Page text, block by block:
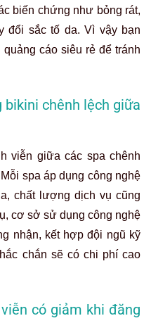
biến chứng như bỏng rát,
đổi sắc tố da. Vì vậy bạn
cáo siêu rẻ để tránh
chênh lệch giữa
viễn giữa các spa chênh
spa áp dụng công nghệ
chất lượng dịch vụ cũng
cơ sở sử dụng công nghệ
nhận, kết hợp đội ngũ kỹ
chắn sẽ có chi phí cao
có giảm khi đăng